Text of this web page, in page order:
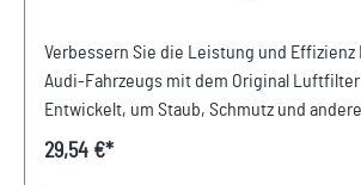
Verbessern Sie die Leistung und Effizienz
Audi-Fahrzeugs mit dem Original Luftfilter
Entwickelt, um Staub, Schmutz und andere
Verunreinigungen fernzuhalten, sorgt
29,54 €*